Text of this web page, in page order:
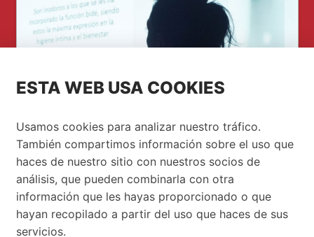
EVENTO FORMATIVO
ROCA SANITARIO
Noviembre ha sido el mes escogido para dar
una nueva formación de Roca en nuestro...
ESTA WEB USA COOKIES
Usamos cookies para analizar nuestro tráfico.
También compartimos información sobre el uso que
haces de nuestro sitio con nuestros socios de
análisis, que pueden combinarla con otra
información que les hayas proporcionado o que
hayan recopilado a partir del uso que haces de sus
servicios.